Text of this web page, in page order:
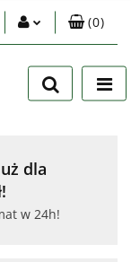
się
się
(0)
dla
w 24h!